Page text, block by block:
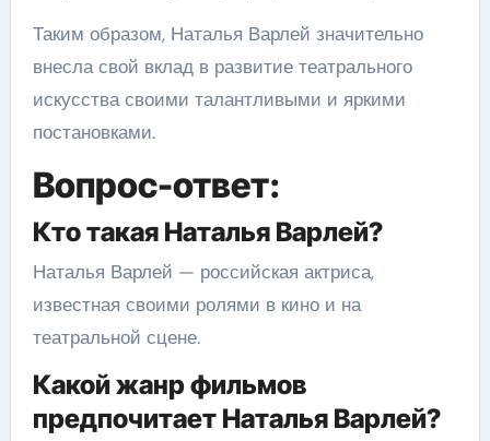
Таким образом, Наталья Варлей значительно
внесла свой вклад в развитие театрального
искусства своими талантливыми и яркими
постановками.
Вопрос-ответ:
Кто такая Наталья Варлей?
Наталья Варлей — российская актриса,
известная своими ролями в кино и на
театральной сцене.
Какой жанр фильмов
предпочитает Наталья Варлей?